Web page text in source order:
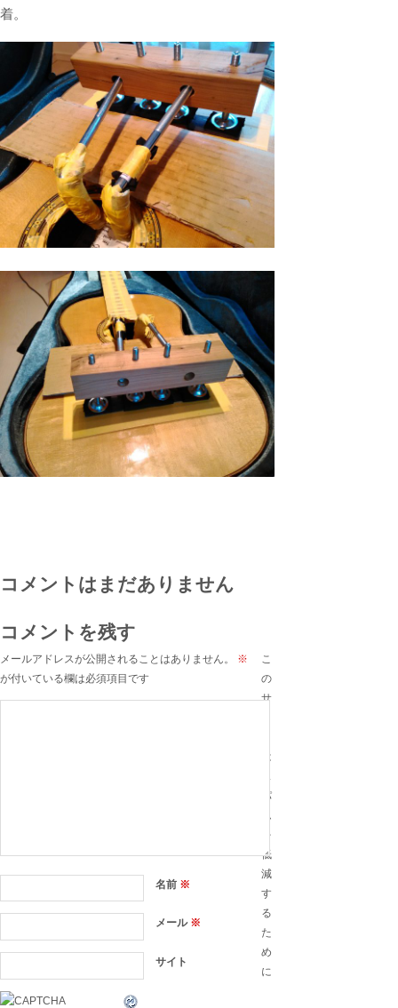
着。
コメントはまだありません
コメントを残す
メールアドレスが公開されることはありません。
※
が付いている欄は必須項目です
名前 ※
メール ※
サイト
こ
の
サ
は
パ
ム
を
低
減
す
る
た
め
に